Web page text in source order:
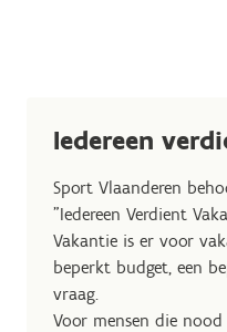
Iedereen
Sport Vlaanderen
"Iedereen Verdient
Vakantie is er voor
beperkt budget, een
vraag.
Voor mensen die